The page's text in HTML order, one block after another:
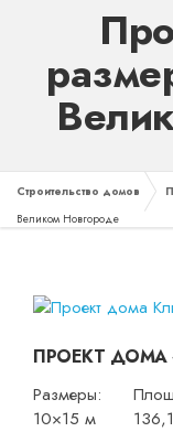
Строительство домов
Великом Новгороде
ПРОЕКТ ДОМА
Размеры:
10×15 м